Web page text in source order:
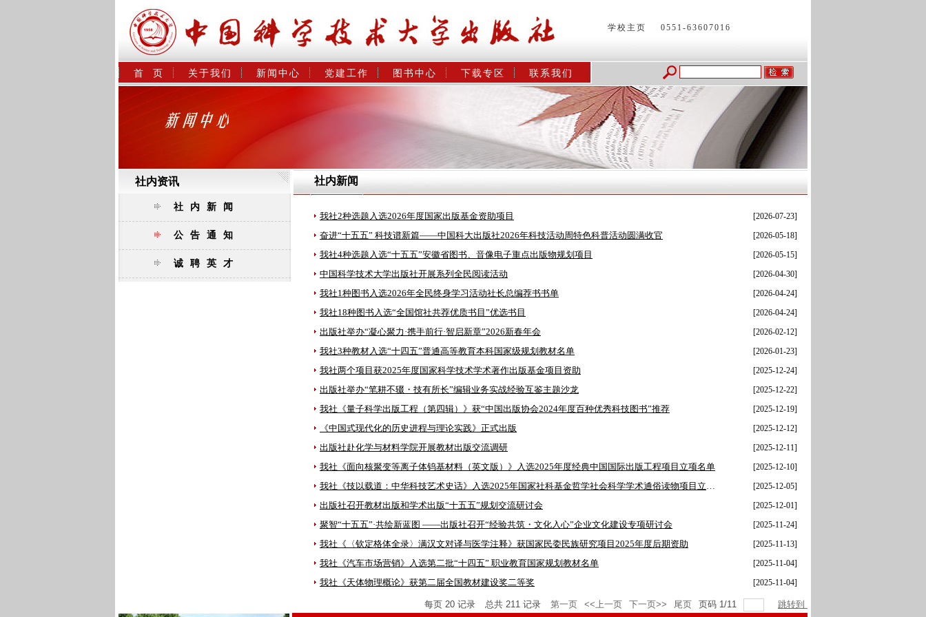
学校主页 0551-63607016
首  页 关于我们 新闻中心 党建工作 图书中心 下载专区 联系我们
社内资讯
社内新闻
公告通知
诚聘英才
社内新闻
我社2种选题入选2026年度国家出版基金资助项目 [2026-07-23]
奋进“十五五” 科技谱新篇——中国科大出版社2026年科技活动周特色科普活动圆满收官 [2026-05-18]
我社4种选题入选“十五五”安徽省图书、音像电子重点出版物规划项目 [2026-05-15]
中国科学技术大学出版社开展系列全民阅读活动 [2026-04-30]
我社1种图书入选2026年全民终身学习活动社长总编荐书书单 [2026-04-24]
我社18种图书入选“全国馆社共荐优质书目”优选书目 [2026-04-24]
出版社举办“凝心聚力·携手前行·智启新章”2026新春年会 [2026-02-12]
我社3种教材入选“十四五”普通高等教育本科国家级规划教材名单 [2026-01-23]
我社两个项目获2025年度国家科学技术学术著作出版基金项目资助 [2025-12-24]
出版社举办“笔耕不辍・技有所长”编辑业务实战经验互鉴主题沙龙 [2025-12-22]
我社《量子科学出版工程（第四辑）》获“中国出版协会2024年度百种优秀科技图书”推荐 [2025-12-19]
《中国式现代化的历史进程与理论实践》正式出版 [2025-12-12]
出版社赴化学与材料学院开展教材出版交流调研 [2025-12-11]
我社《面向核聚变等离子体钨基材料（英文版）》入选2025年度经典中国国际出版工程项目立项名单 [2025-12-10]
我社《技以载道：中华科技艺术史话》入选2025年国家社科基金哲学社会科学学术通俗读物项目立项名单 [2025-12-05]
出版社召开教材出版和学术出版“十五五”规划交流研讨会 [2025-12-01]
聚智“十五五”·共绘新蓝图 ——出版社召开“经验共筑・文化入心”企业文化建设专项研讨会 [2025-11-24]
我社《〈钦定格体全录〉满汉文对译与医学注释》获国家民委民族研究项目2025年度后期资助 [2025-11-13]
我社《汽车市场营销》入选第二批“十四五” 职业教育国家规划教材名单 [2025-11-04]
我社《天体物理概论》获第二届全国教材建设奖二等奖 [2025-11-04]
每页 20 记录 总共 211 记录 第一页 <<上一页 下一页>> 尾页 页码 1/11 跳转到